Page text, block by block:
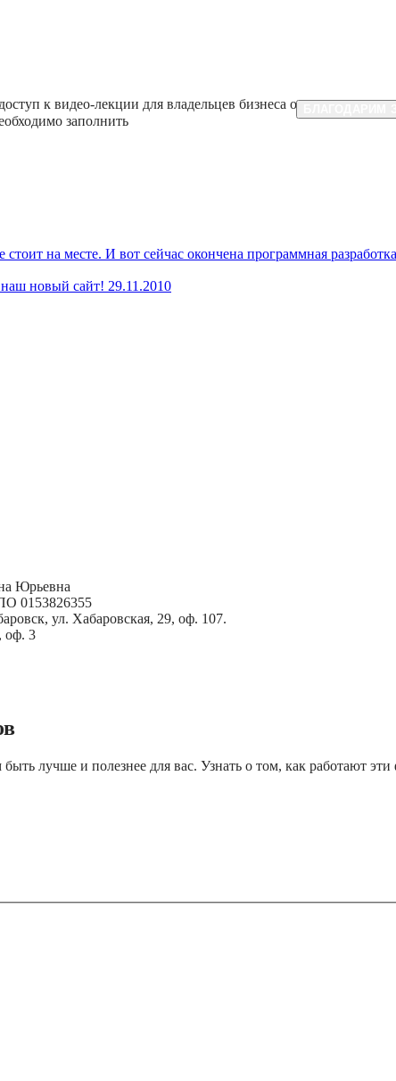
к видео-лекции для владельцев бизнеса о маркетинге и
заполнить
на месте. И вот сейчас окончена программная
новый сайт! 29.11.2010
Юрьевна
0153826355
ул. Хабаровская, 29, оф. 107.
оф. 3
лучше и полезнее для вас. Узнать о том, как работают